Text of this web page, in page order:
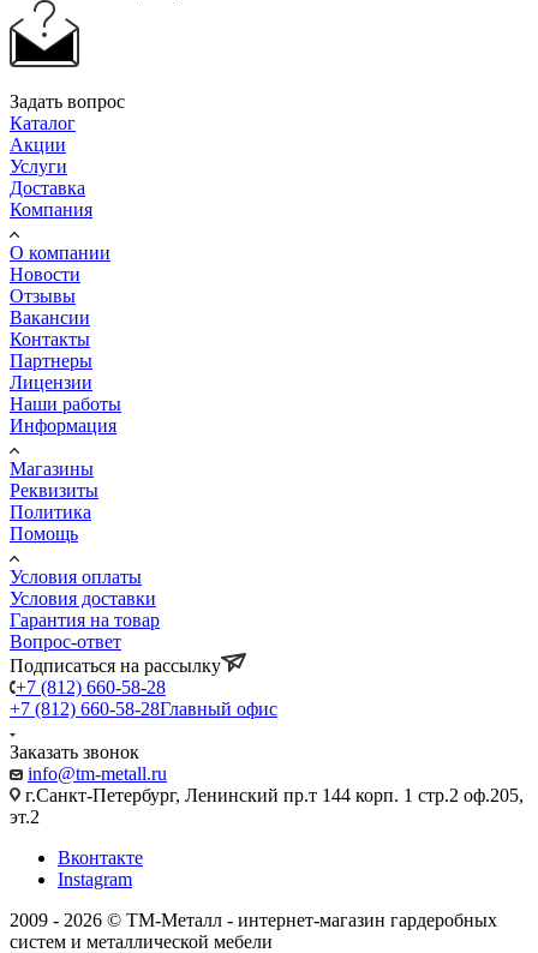
Задать вопрос
Каталог
Акции
Услуги
Доставка
Компания
О компании
Новости
Отзывы
Вакансии
Контакты
Партнеры
Лицензии
Наши работы
Информация
Магазины
Реквизиты
Политика
Помощь
Условия оплаты
Условия доставки
Гарантия на товар
Вопрос-ответ
Подписаться на рассылку
+7 (812) 660-58-28
+7 (812) 660-58-28Главный офис
Заказать звонок
info@tm-metall.ru
г.Санкт-Петербург, Ленинский пр.т 144 корп. 1 стр.2 оф.205,
эт.2
Вконтакте
Instagram
2009 - 2026 © ТМ-Металл - интернет-магазин гардеробных
систем и металлической мебели